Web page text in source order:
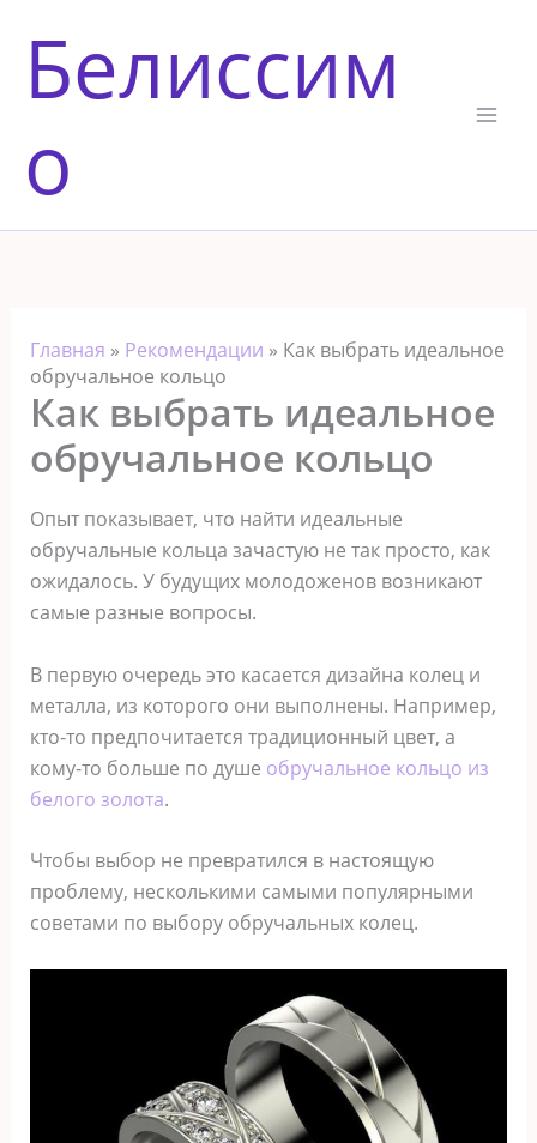
содержимому
Белиссим
о
Главная » Рекомендации » Как выбрать идеальное
обручальное кольцо
Как выбрать идеальное
обручальное кольцо
Опыт показывает, что найти идеальные
обручальные кольца зачастую не так просто, как
ожидалось. У будущих молодоженов возникают
самые разные вопросы.
В первую очередь это касается дизайна колец и
металла, из которого они выполнены. Например,
кто-то предпочитается традиционный цвет, а
кому-то больше по душе обручальное кольцо из
белого золота.
Чтобы выбор не превратился в настоящую
проблему, несколькими самыми популярными
советами по выбору обручальных колец.